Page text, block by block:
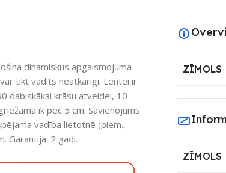
dinamiskus apgaismojuma
tikt vadīts neatkarīgi. Lentei ir
dabiskākai krāsu atveidei, 10
ik pēc 5 cm. Savienojums
vadība lietotnē (piem.,
Garantija: 2 gadi.
ZĪMOLS
ZĪMOLS